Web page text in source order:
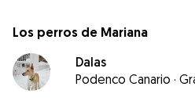
Los perros de Mariana
Dalas
Podenco Canario ·